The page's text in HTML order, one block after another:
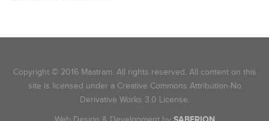
Copyright © 2016 Maatram. All rights reserved. All content on this
site is licensed under a Creative Commons Attribution-No
Derivative Works 3.0 License.